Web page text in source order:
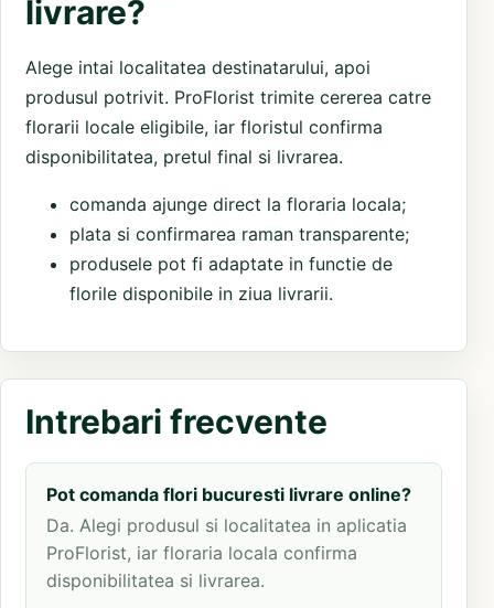
livrare?
Alege intai localitatea destinatarului, apoi
produsul potrivit. ProFlorist trimite cererea catre
florarii locale eligibile, iar floristul confirma
disponibilitatea, pretul final si livrarea.
comanda ajunge direct la floraria locala;
plata si confirmarea raman transparente;
produsele pot fi adaptate in functie de
florile disponibile in ziua livrarii.
Intrebari frecvente
Pot comanda flori bucuresti livrare online?
Da. Alegi produsul si localitatea in aplicatia
ProFlorist, iar floraria locala confirma
disponibilitatea si livrarea.